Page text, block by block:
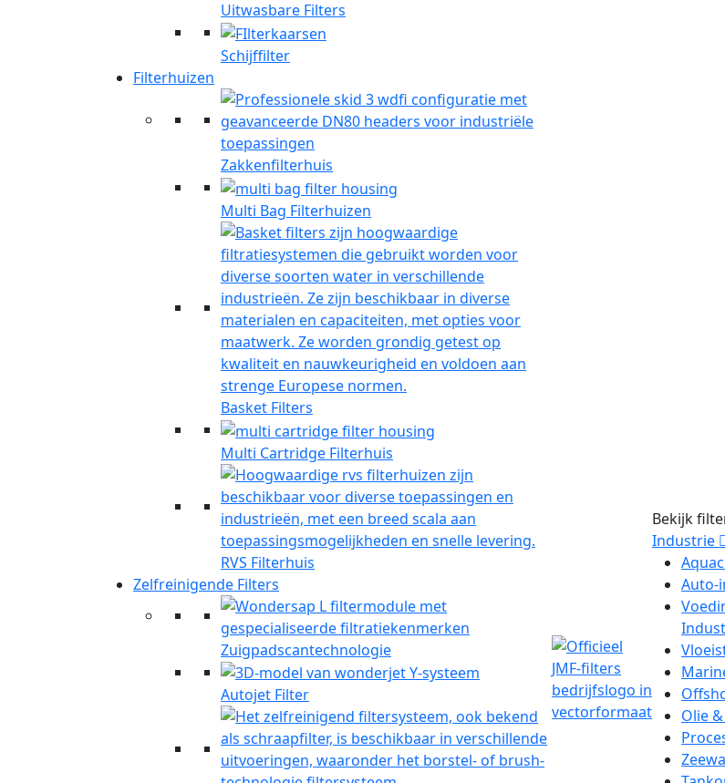
Uitwasbare Filters
Schijffilter
Filterhuizen
Zakkenfilterhuis
Multi Bag Filterhuizen
Basket Filters
Multi Cartridge Filterhuis
RVS Filterhuis
Zelfreinigende Filters
Zuigpadscantechnologie
Autojet Filter
Bekijk
Industrie
Auto-
Olie